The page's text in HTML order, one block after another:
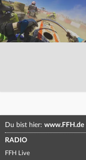
Du bist hier: www.FFH.de
RADIO
FFH Live